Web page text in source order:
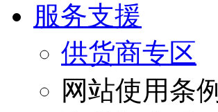
服务支援
供货商专区
网站使用条例